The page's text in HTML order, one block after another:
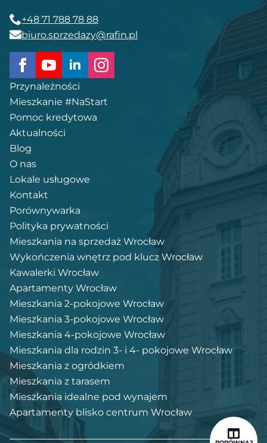
+48 71 788 78 88
biuro.sprzedazy@rafin.pl
Przynależności
Mieszkanie #NaStart
Pomoc kredytowa
Aktualności
Blog
O nas
Lokale usługowe
Kontakt
Porównywarka
Polityka prywatności
Mieszkania na sprzedaż Wrocław
Wykończenia wnętrz pod klucz Wrocław
Kawalerki Wrocław
Apartamenty Wrocław
Mieszkania 2-pokojowe Wrocław
Mieszkania 3-pokojowe Wrocław
Mieszkania 4-pokojowe Wrocław
Mieszkania dla rodzin 3- i 4- pokojowe Wrocław
Mieszkania z ogródkiem
Mieszkania z tarasem
Mieszkania idealne pod wynajem
Apartamenty blisko centrum Wrocław